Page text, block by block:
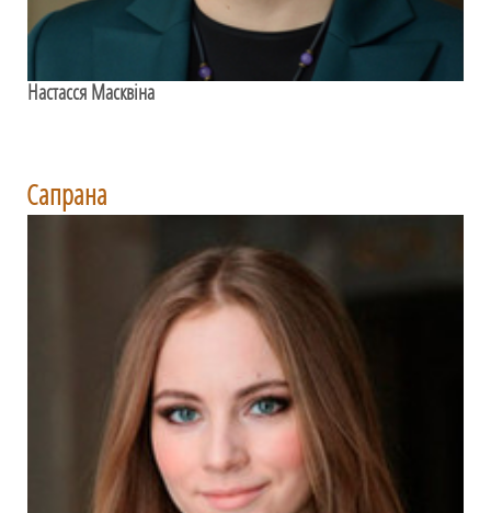
Настасся Масквіна
Сапрана